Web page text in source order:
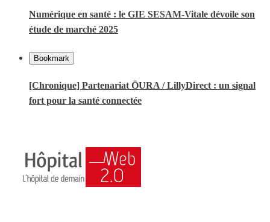
Numérique en santé : le GIE SESAM-Vitale dévoile son
étude de marché 2025
Bookmark
[Chronique] Partenariat ŌURA / LillyDirect : un signal
fort pour la santé connectée